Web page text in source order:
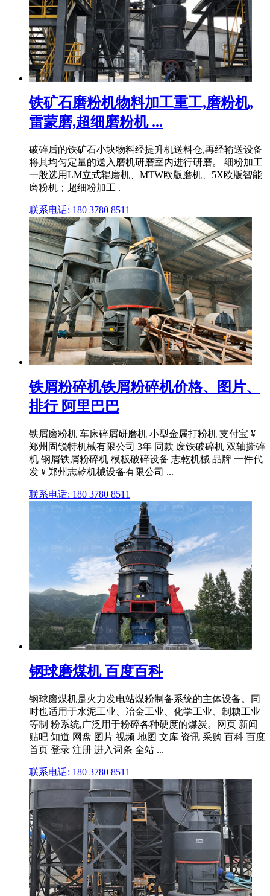
铁矿石磨粉机物料加工重工,磨粉机,
雷蒙磨,超细磨粉机 ...
破碎后的铁矿石小块物料经提升机送料仓,再经输送设备
将其均匀定量的送入磨机研磨室内进行研磨。 细粉加工
一般选用LM立式辊磨机、MTW欧版磨机、5X欧版智能
磨粉机；超细粉加工 .
联系电话: 180 3780 8511
铁屑粉碎机铁屑粉碎机价格、图片、
排行 阿里巴巴
铁屑磨粉机 车床碎屑研磨机 小型金属打粉机 支付宝 ¥
郑州固锐特机械有限公司 3年 同款 废铁破碎机 双轴撕碎
机 钢屑铁屑粉碎机 模板破碎设备 志乾机械 品牌 一件代
发 ¥ 郑州志乾机械设备有限公司 ...
联系电话: 180 3780 8511
钢球磨煤机 百度百科
钢球磨煤机是火力发电站煤粉制备系统的主体设备。同
时也适用于水泥工业、冶金工业、化学工业、制糖工业
等制 粉系统,广泛用于粉碎各种硬度的煤炭。网页 新闻
贴吧 知道 网盘 图片 视频 地图 文库 资讯 采购 百科 百度
首页 登录 注册 进入词条 全站 ...
联系电话: 180 3780 8511